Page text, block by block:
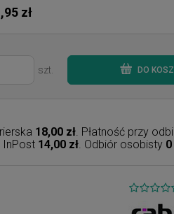
zł
szt. DO
18,00 zł. Płatność przy
InPost 14,00 zł. Odbiór osobisty 0